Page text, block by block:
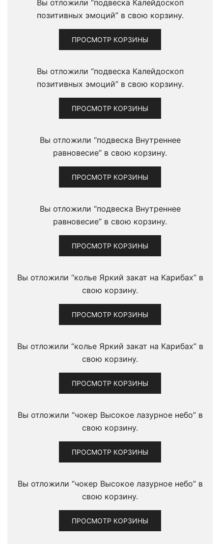
ПРОСМОТР КОРЗИНЫ
Вы отложили “подвеска Калейдоскоп
позитивных эмоций” в свою корзину.
ПРОСМОТР КОРЗИНЫ
Вы отложили “подвеска Калейдоскоп
позитивных эмоций” в свою корзину.
ПРОСМОТР КОРЗИНЫ
Вы отложили “подвеска Внутреннее
равновесие” в свою корзину.
ПРОСМОТР КОРЗИНЫ
Вы отложили “подвеска Внутреннее
равновесие” в свою корзину.
ПРОСМОТР КОРЗИНЫ
Вы отложили “колье Яркий закат на Карибах” в
свою корзину.
ПРОСМОТР КОРЗИНЫ
Вы отложили “колье Яркий закат на Карибах” в
свою корзину.
ПРОСМОТР КОРЗИНЫ
Вы отложили “чокер Высокое лазурное небо” в
свою корзину.
ПРОСМОТР КОРЗИНЫ
Вы отложили “чокер Высокое лазурное небо” в
свою корзину.